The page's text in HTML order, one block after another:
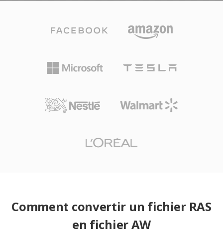
Comment convertir un fichier RAS
en fichier AW